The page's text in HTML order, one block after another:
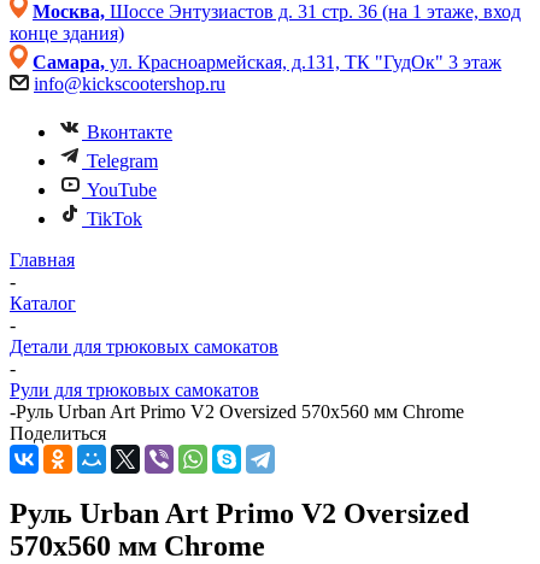
Москва, Шоссе Энтузиастов д. 31 стр. 36 (на 1 этаже, вход
конце здания)
Самара, ул. Красноармейская, д.131, ТК "ГудОк" 3 этаж
info@kickscootershop.ru
Вконтакте
Telegram
YouTube
TikTok
Главная
-
Каталог
-
Детали для трюковых самокатов
-
Рули для трюковых самокатов
-Руль Urban Art Primo V2 Oversized 570x560 мм Chrome
Поделиться
Руль Urban Art Primo V2 Oversized
570x560 мм Chrome